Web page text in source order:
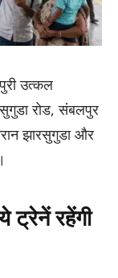
उत्कल
रोड, संबलपुर
झारसुगुडा और
रहेंगी